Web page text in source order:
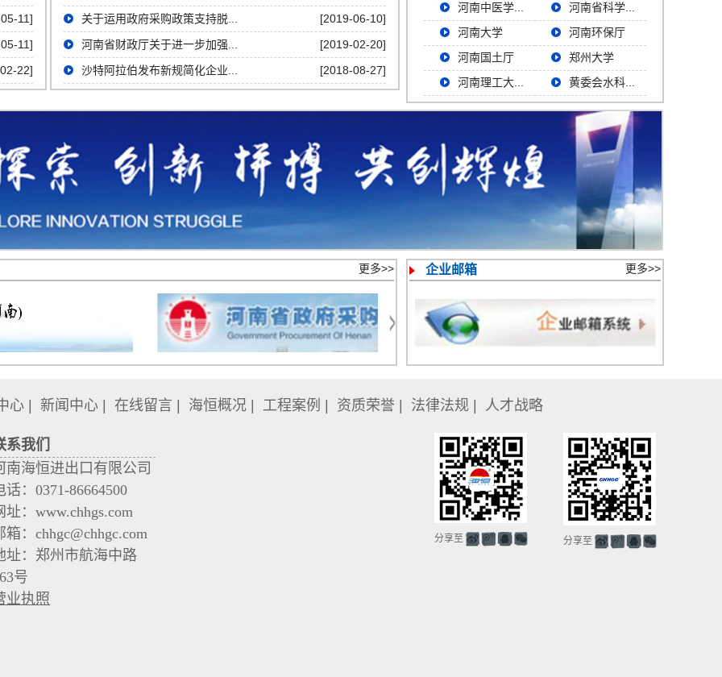
11]
11]
22]
关于运用政府采购政策支持脱...
[2019-06-10]
河南省财政厅关于进一步加强...
[2019-02-20]
沙特阿拉伯发布新规简化企业...
[2018-08-27]
河南中医学...
河南省科学...
河南大学
河南环保厅
河南国土厅
郑州大学
河南理工大...
黄委会水科...
更多>> 企业邮箱 更多>>
心 新闻中心 在线留言 海恒概况 工程案例 资质荣誉 法律法规 人才战略
系我们
南海恒进出口有限公司
话：0371-86664500
址：www.chhgs.com
箱：chhgc@chhgc.com
址：郑州市航海中路
号
业执照
分享至
分享至